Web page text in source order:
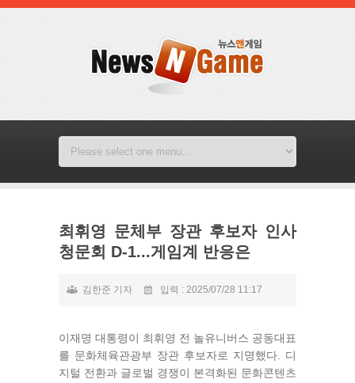
최휘영 문체부 장관 후보자 인사
청문회 D-1...게임계 반응은
김한준 기자 입력 : 2025/07/28 11:17
이재명 대통령이 최휘영 전 놀유니버스 공동대표
를 문화체육관광부 장관 후보자로 지명했다. 디
지털 전환과 글로벌 경쟁이 본격화된 문화콘텐츠